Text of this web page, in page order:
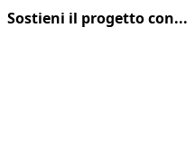
Sostieni il progetto con...